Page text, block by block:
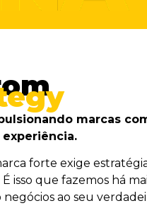
marcas
forte exige
isso que fazemos há
ao seu